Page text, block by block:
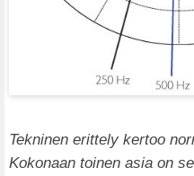
Tekninen erittely kertoo
Kokonaan toinen asia on